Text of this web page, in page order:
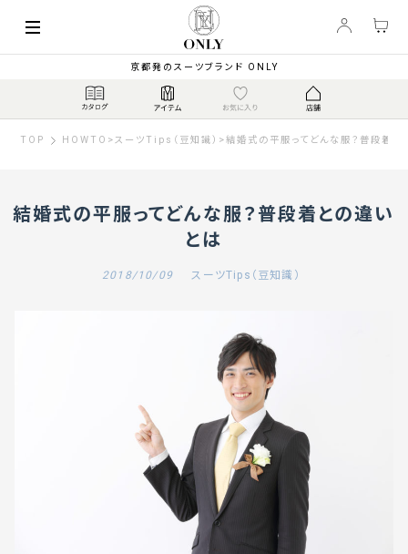
京都発のスーツブランド ONLY
TOP HOWTO >スーツTips（豆知識） >結婚式の平服ってどんな服？普段着と
結婚式の平服ってどんな服？普段着との違い
とは
2018/10/09 スーツTips（豆知識）